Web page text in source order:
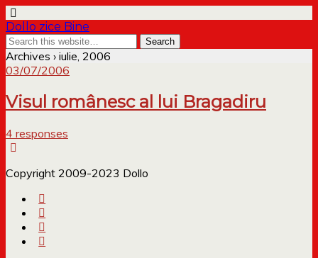
Dollo zice Bine
Archives › iulie, 2006
03/07/2006
Visul românesc al lui Bragadiru
4 responses
Copyright 2009-2023 Dollo